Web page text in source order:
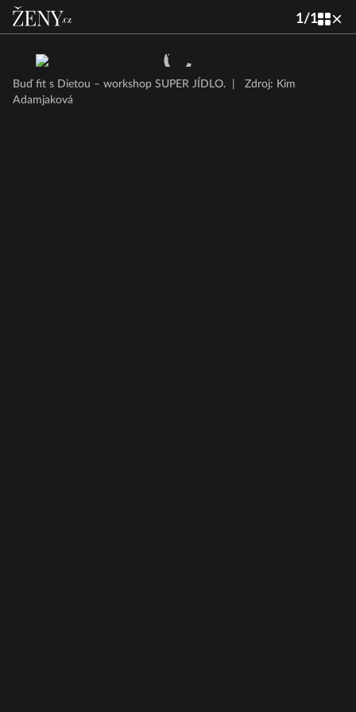
1/1
Buď fit s Dietou – workshop SUPER JÍDLO.
Zdroj: Kim
Adamjaková